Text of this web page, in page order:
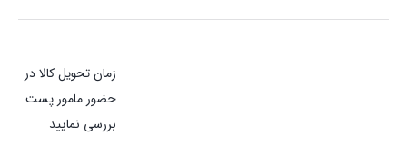
زمان تحویل کالا در
حضور مامور پست
بررسی نمایید